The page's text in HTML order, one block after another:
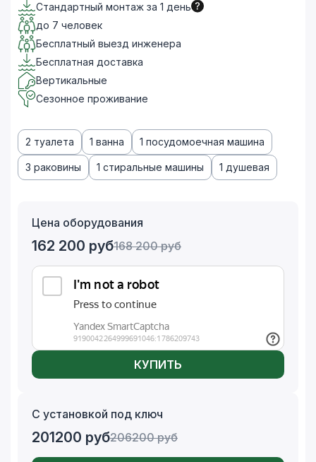
Стандартный монтаж за 1 день
до 7 человек
Бесплатный выезд инженера
Бесплатная доставка
Вертикальные
Сезонное проживание
2 туалета 1 ванна 1 посудомоечная машина
3 раковины 1 стиральные машины 1 душевая
Цена оборудования
162 200 руб168 200руб
КУПИТЬ
С установкой под ключ
201200 руб206200руб